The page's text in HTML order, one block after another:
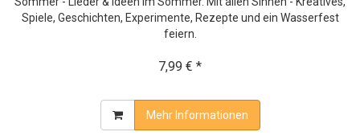
Spiele, Geschichten, Experimente, Rezepte und ein Wasserfest
feiern.
7,99 € *
Mehr Informationen